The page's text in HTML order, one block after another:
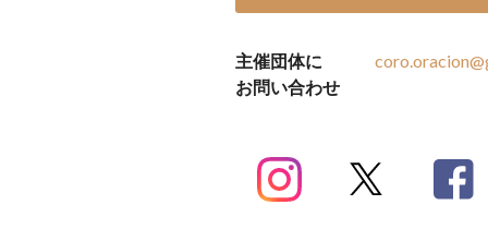
主催団体に
お問い合わせ